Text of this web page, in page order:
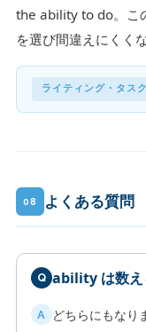
the ability to do。こ
を選び間違えにくく
ライティング・タス
08 よくある質問
ability は数え
どちらにもなり